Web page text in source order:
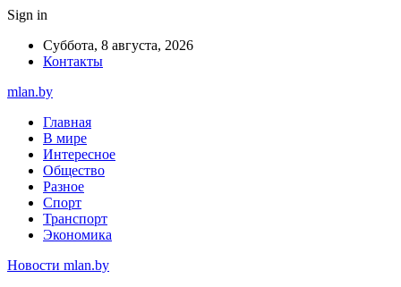
Sign in
Суббота, 8 августа, 2026
Контакты
mlan.by
Главная
В мире
Интересное
Общество
Разное
Спорт
Транспорт
Экономика
Новости mlan.by